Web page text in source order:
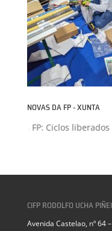
NOVAS DA FP - XUNTA
FP: Ciclos liberados
CIFP RODOLFO UCHA
Avenida Castelao, nº 64